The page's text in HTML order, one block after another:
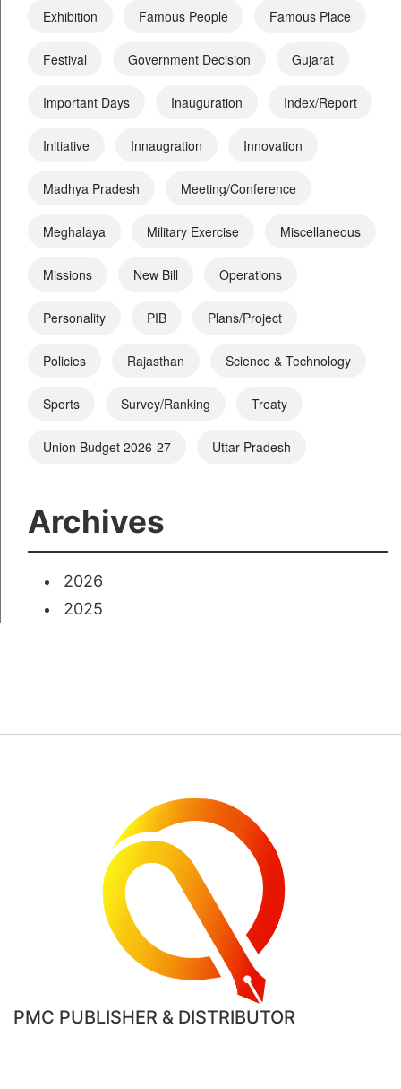
Exhibition Famous People Famous Place
Festival Government Decision Gujarat
Important Days Inauguration Index/Report
Initiative Innaugration Innovation
Madhya Pradesh Meeting/Conference
Meghalaya Military Exercise Miscellaneous
Missions New Bill Operations
Personality PIB Plans/Project
Policies Rajasthan Science & Technology
Sports Survey/Ranking Treaty
Union Budget 2026-27 Uttar Pradesh
Archives
2026
2025
PMC PUBLISHER & DISTRIBUTOR